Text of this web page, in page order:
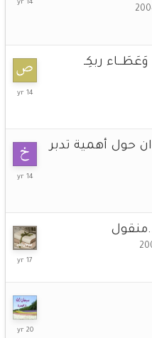
ربكِـ
حول أهمية تدبر
10
9